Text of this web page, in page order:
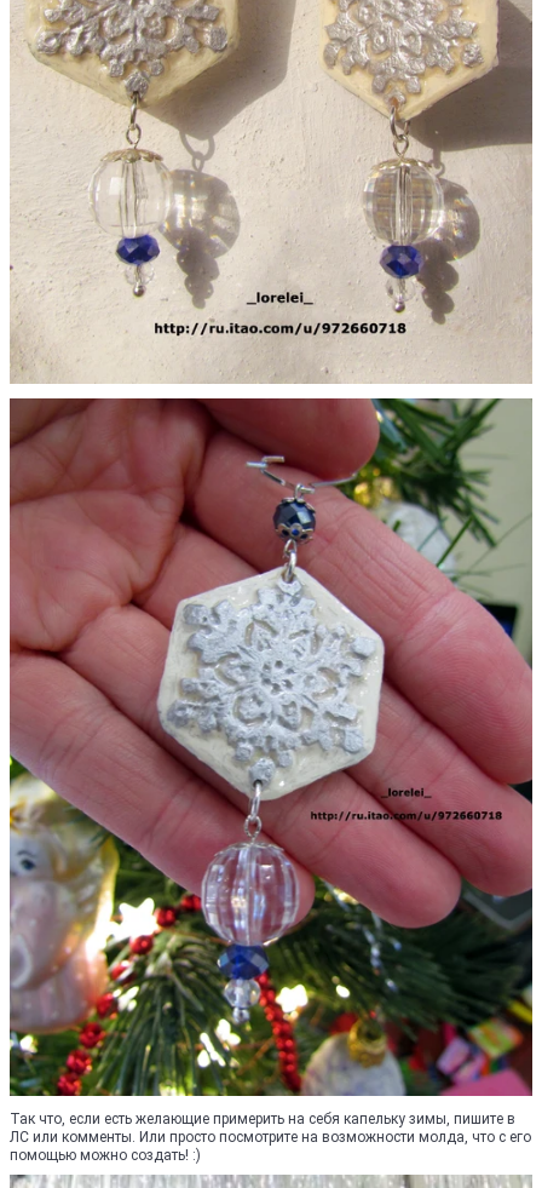
Так что, если есть желающие примерить на себя капельку зимы, пишите в
ЛС или комменты. Или просто посмотрите на возможности молда, что с его
помощью можно создать! :)